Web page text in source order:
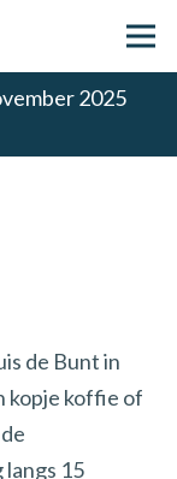
2025
de Bunt in
kopje koffie of
15